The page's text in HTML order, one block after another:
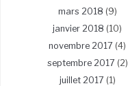
mars 2018 (9)
janvier 2018 (10)
novembre 2017 (4)
septembre 2017 (2)
juillet 2017 (1)